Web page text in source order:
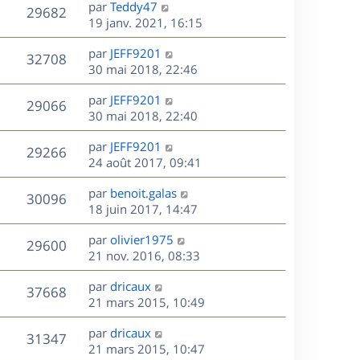
e
s
n
i
e
r
m
e
s
s
a
g
e
29682V
u
e
D
e
r
n
i
e
r
m
e
s
s
a
g
e
par Teddy47
19 janv. 2021, 16:15
32708V
u
e
D
e
r
n
i
e
r
m
e
s
s
a
g
e
par JEFF9201
30 mai 2018, 22:46
29066V
u
e
D
e
r
n
i
e
r
m
e
s
s
a
g
e
par JEFF9201
30 mai 2018, 22:40
29266V
u
e
s
D
e
r
n
i
e
r
m
e
s
s
a
g
e
par JEFF9201
24 août 2017, 09:41
30096V
u
s
D
e
r
n
i
e
r
m
e
s
s
par benoit.galas
18 juin 2017, 14:47
29600V
u
e
s
D
e
r
n
i
e
r
m
par olivier1975
21 nov. 2016, 08:33
37668V
u
D
e
r
n
i
par dricaux
21 mars 2015, 10:49
31347V
D
e
par dricaux
21 mars 2015, 10:47